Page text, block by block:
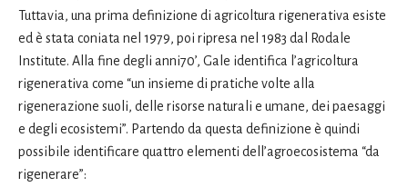
Tuttavia, una prima definizione di agricoltura rigenerativa esiste
ed è stata coniata nel 1979, poi ripresa nel 1983 dal Rodale
Institute. Alla fine degli anni70’, Gale identifica l’agricoltura
rigenerativa come “un insieme di pratiche volte alla
rigenerazione suoli, delle risorse naturali e umane, dei paesaggi
e degli ecosistemi”. Partendo da questa definizione è quindi
possibile identificare quattro elementi dell’agroecosistema “da
rigenerare”: